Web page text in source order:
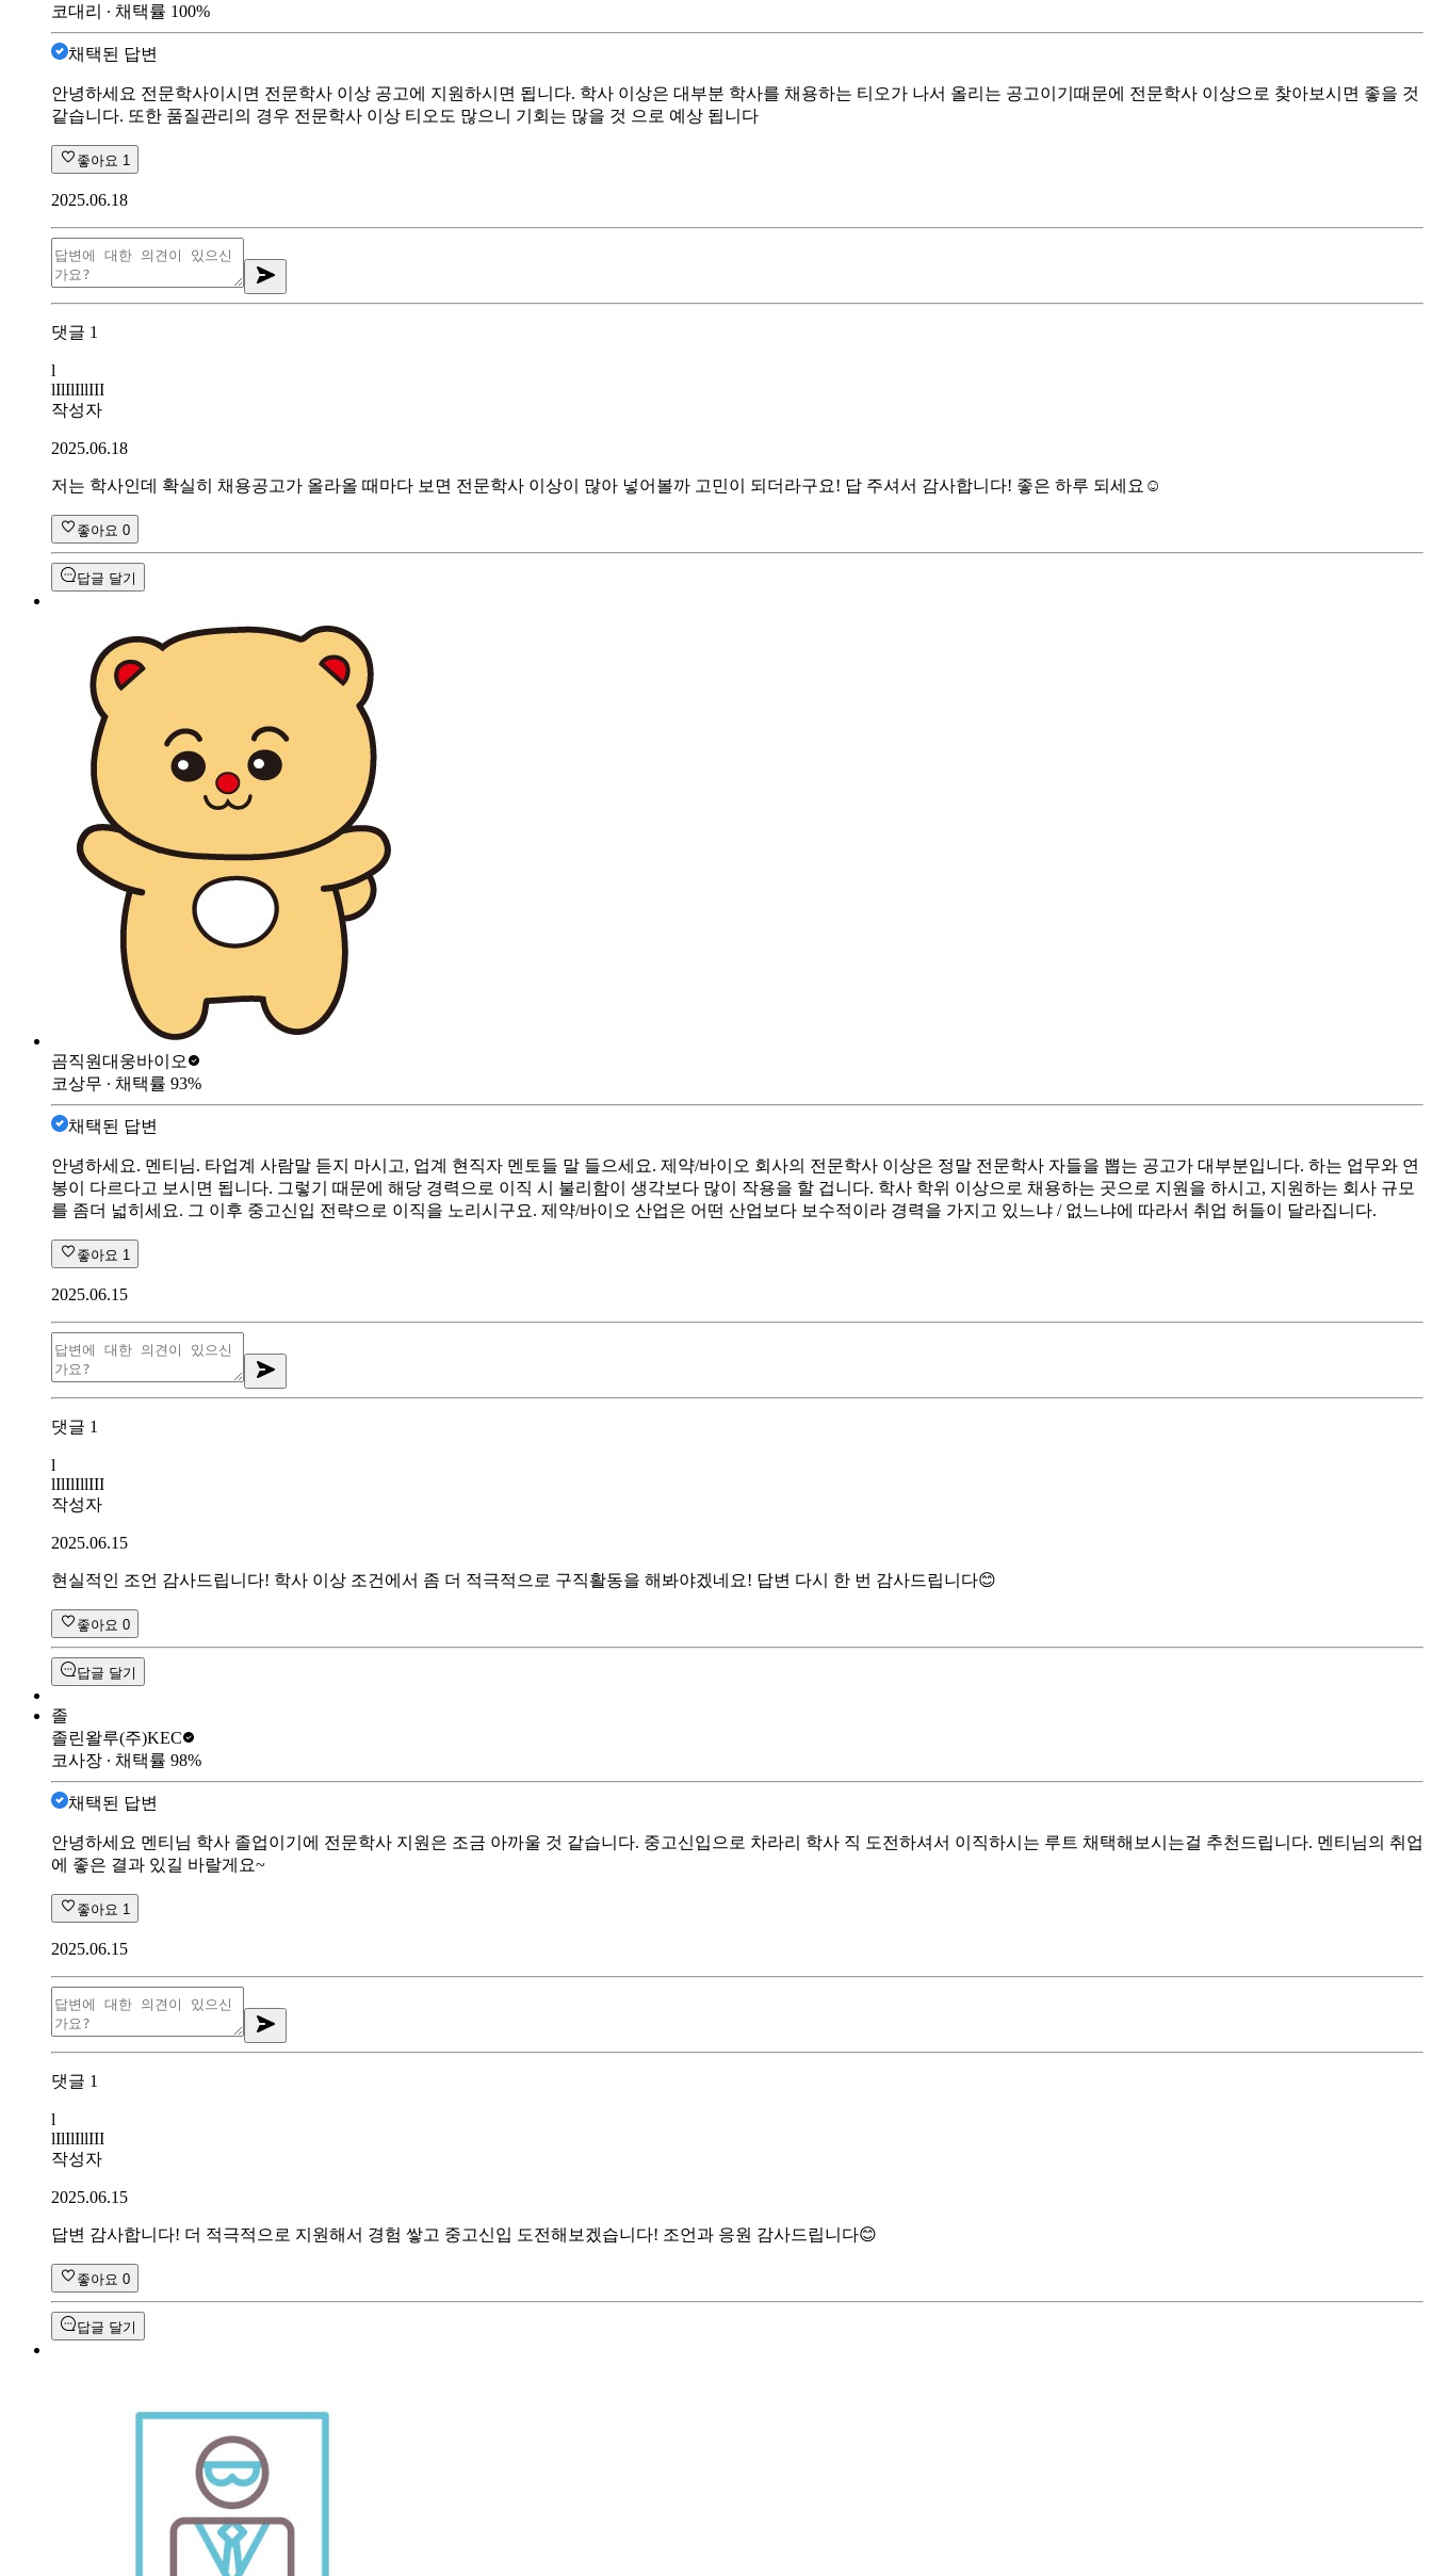
코대리 ∙ 채택률 100%
채택된 답변
안녕하세요 전문학사이시면 전문학사 이상 공고에 지원하시면 됩니다. 학사 이상은 대부분 학사를 채용하는 티오가 나서 올리는 공고이기때문에 전문학사 이상으로 찾아보시면 좋을 것
같습니다. 또한 품질관리의 경우 전문학사 이상 티오도 많으니 기회는 많을 것 으로 예상 됩니다
좋아요 1
2025.06.18
댓글 1
l
lIlIlIllIII
작성자
2025.06.18
저는 학사인데 확실히 채용공고가 올라올 때마다 보면 전문학사 이상이 많아 넣어볼까 고민이 되더라구요! 답 주셔서 감사합니다! 좋은 하루 되세요☺️
좋아요 0
답글 달기
곰직원대웅바이오
코상무 ∙ 채택률 93%
채택된 답변
안녕하세요. 멘티님. 타업계 사람말 듣지 마시고, 업계 현직자 멘토들 말 들으세요. 제약/바이오 회사의 전문학사 이상은 정말 전문학사 자들을 뽑는 공고가 대부분입니다. 하는 업무와 연
봉이 다르다고 보시면 됩니다. 그렇기 때문에 해당 경력으로 이직 시 불리함이 생각보다 많이 작용을 할 겁니다. 학사 학위 이상으로 채용하는 곳으로 지원을 하시고, 지원하는 회사 규모
를 좀더 넓히세요. 그 이후 중고신입 전략으로 이직을 노리시구요. 제약/바이오 산업은 어떤 산업보다 보수적이라 경력을 가지고 있느냐 / 없느냐에 따라서 취업 허들이 달라집니다.
좋아요 1
2025.06.15
댓글 1
l
lIlIlIllIII
작성자
2025.06.15
현실적인 조언 감사드립니다! 학사 이상 조건에서 좀 더 적극적으로 구직활동을 해봐야겠네요! 답변 다시 한 번 감사드립니다😊
좋아요 0
답글 달기
졸
졸린왈루(주)KEC
코사장 ∙ 채택률 98%
채택된 답변
안녕하세요 멘티님 학사 졸업이기에 전문학사 지원은 조금 아까울 것 같습니다. 중고신입으로 차라리 학사 직 도전하셔서 이직하시는 루트 채택해보시는걸 추천드립니다. 멘티님의 취업
에 좋은 결과 있길 바랄게요~
좋아요 1
2025.06.15
댓글 1
l
lIlIlIllIII
작성자
2025.06.15
답변 감사합니다! 더 적극적으로 지원해서 경험 쌓고 중고신입 도전해보겠습니다! 조언과 응원 감사드립니다😊
좋아요 0
답글 달기